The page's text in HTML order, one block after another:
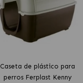
Caseta de plástico para
perros Ferplast Kenny